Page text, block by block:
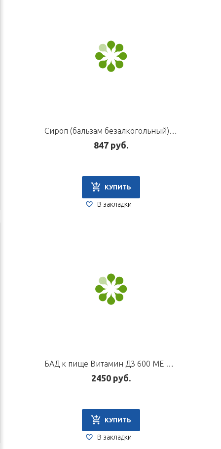
Сироп (бальзам безалкогольный) «Егорий I», 220 мл
847 руб.
КУПИТЬ
В закладки
БАД к пище Витамин Д3 600 МЕ для взрослых и детей старше трёх лет
2450 руб.
КУПИТЬ
В закладки